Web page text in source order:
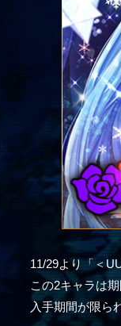
11/29より「＜
この2キャラは
入手期間が限ら